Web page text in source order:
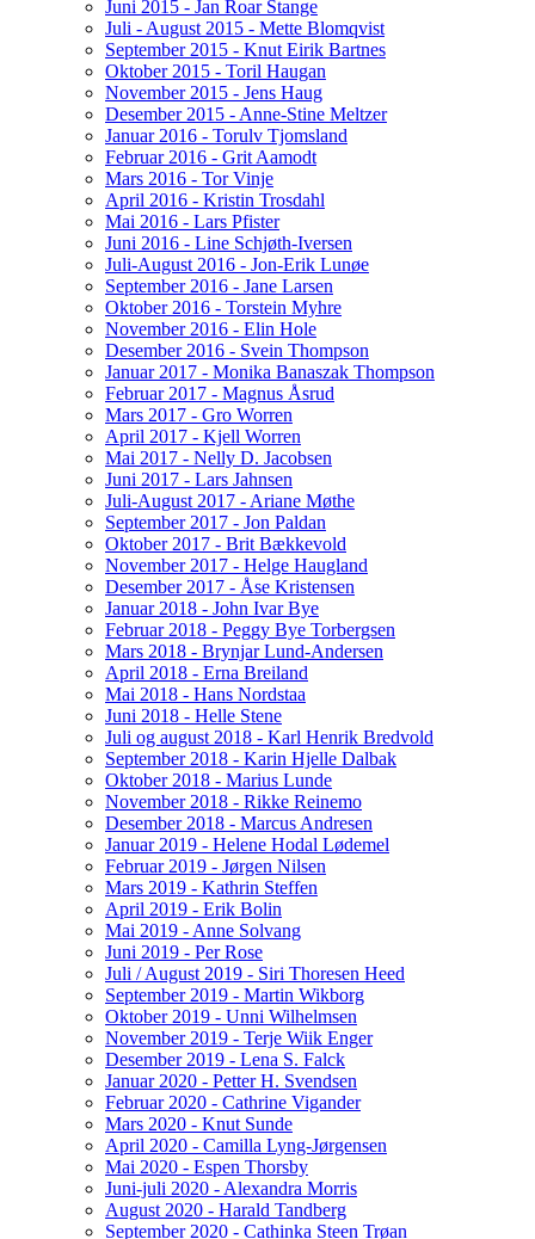
Juni 2015 - Jan Roar Stange
Juli - August 2015 - Mette Blomqvist
September 2015 - Knut Eirik Bartnes
Oktober 2015 - Toril Haugan
November 2015 - Jens Haug
Desember 2015 - Anne-Stine Meltzer
Januar 2016 - Torulv Tjomsland
Februar 2016 - Grit Aamodt
Mars 2016 - Tor Vinje
April 2016 - Kristin Trosdahl
Mai 2016 - Lars Pfister
Juni 2016 - Line Schjøth-Iversen
Juli-August 2016 - Jon-Erik Lunøe
September 2016 - Jane Larsen
Oktober 2016 - Torstein Myhre
November 2016 - Elin Hole
Desember 2016 - Svein Thompson
Januar 2017 - Monika Banaszak Thompson
Februar 2017 - Magnus Åsrud
Mars 2017 - Gro Worren
April 2017 - Kjell Worren
Mai 2017 - Nelly D. Jacobsen
Juni 2017 - Lars Jahnsen
Juli-August 2017 - Ariane Møthe
September 2017 - Jon Paldan
Oktober 2017 - Brit Bækkevold
November 2017 - Helge Haugland
Desember 2017 - Åse Kristensen
Januar 2018 - John Ivar Bye
Februar 2018 - Peggy Bye Torbergsen
Mars 2018 - Brynjar Lund-Andersen
April 2018 - Erna Breiland
Mai 2018 - Hans Nordstaa
Juni 2018 - Helle Stene
Juli og august 2018 - Karl Henrik Bredvold
September 2018 - Karin Hjelle Dalbak
Oktober 2018 - Marius Lunde
November 2018 - Rikke Reinemo
Desember 2018 - Marcus Andresen
Januar 2019 - Helene Hodal Lødemel
Februar 2019 - Jørgen Nilsen
Mars 2019 - Kathrin Steffen
April 2019 - Erik Bolin
Mai 2019 - Anne Solvang
Juni 2019 - Per Rose
Juli / August 2019 - Siri Thoresen Heed
September 2019 - Martin Wikborg
Oktober 2019 - Unni Wilhelmsen
November 2019 - Terje Wiik Enger
Desember 2019 - Lena S. Falck
Januar 2020 - Petter H. Svendsen
Februar 2020 - Cathrine Vigander
Mars 2020 - Knut Sunde
April 2020 - Camilla Lyng-Jørgensen
Mai 2020 - Espen Thorsby
Juni-juli 2020 - Alexandra Morris
August 2020 - Harald Tandberg
September 2020 - Cathinka Steen Trøan